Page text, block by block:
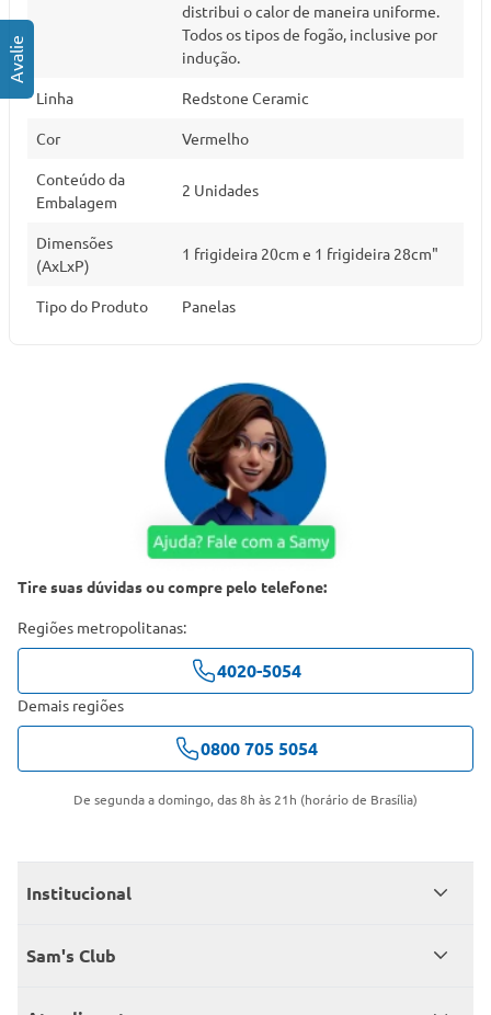
distribui o calor de maneira uniforme.
Todos os tipos de fogão, inclusive por
indução.
Linha Redstone Ceramic
Cor Vermelho
Conteúdo da
Embalagem
2 Unidades
Dimensões
(AxLxP)
1 frigideira 20cm e 1 frigideira 28cm"
Tipo do Produto Panelas
Tire suas dúvidas ou compre pelo telefone:
Regiões metropolitanas:
4020-5054
Demais regiões
0800 705 5054
De segunda a domingo, das 8h às 21h (horário de Brasília)
Institucional
Quem somos
Sam's Club
Seja sócio